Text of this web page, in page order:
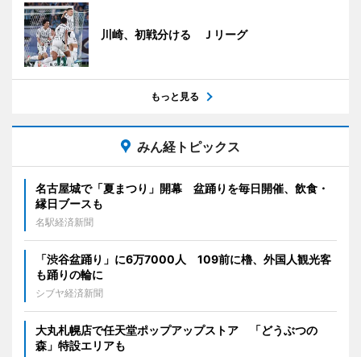
川崎、初戦分ける Ｊリーグ
もっと見る
みん経トピックス
名古屋城で「夏まつり」開幕 盆踊りを毎日開催、飲食・
縁日ブースも
名駅経済新聞
「渋谷盆踊り」に6万7000人 109前に櫓、外国人観光客
も踊りの輪に
シブヤ経済新聞
大丸札幌店で任天堂ポップアップストア 「どうぶつの
森」特設エリアも